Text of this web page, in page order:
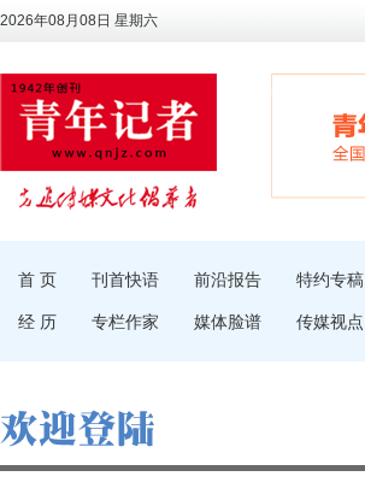
2026年08月08日 星期六
首 页 刊首快语 前沿报告 特约专稿
经 历 专栏作家 媒体脸谱 传媒视点